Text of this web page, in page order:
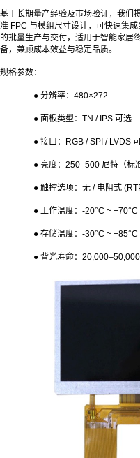
基于长期量产经验及市场验证，我们
准 FPC 与模组尺寸设计，可快速集
的批量生产与交付，适用于智能家居
备，兼顾成本效益与稳定品质。
规格参数：
● 分辨率： 480×272
● 面板类型： TN / IPS 可选
● 接口：RGB / SPI / LVDS
● 亮度： 250–500 尼特（标
● 触控选项：无 / 电阻式
● 工作温度： -20°C ~ +70°C
● 存储温度： -30°C ~ +85°C
● 背光寿命： 20,000–50,000